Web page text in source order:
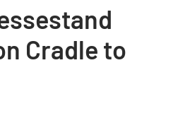
Cradle to